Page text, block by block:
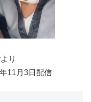
り
11月3日配信